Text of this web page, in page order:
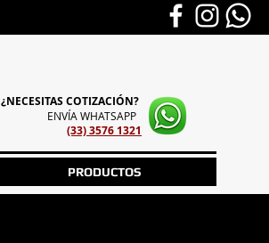
¿NECESITAS COTIZACIÓN?
ENVÍA WHATSAPP
(33) 3576 1321
PRODUCTOS